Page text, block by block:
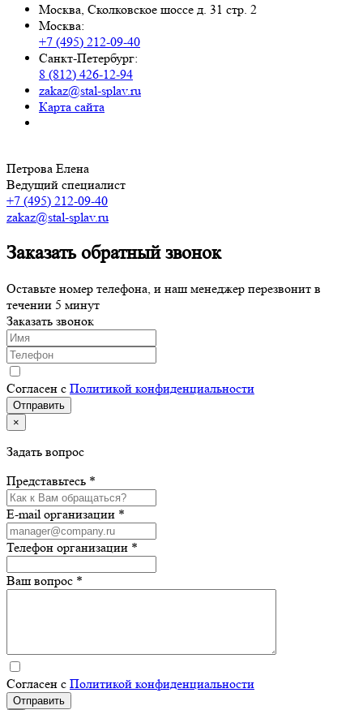
Москва, Сколковское шоссе д. 31 стр. 2
Москва:
+7 (495) 212-09-40
Санкт-Петербург:
8 (812) 426-12-94
zakaz@stal-splav.ru
Карта сайта
Петрова Елена
Ведущий специалист
+7 (495) 212-09-40
zakaz@stal-splav.ru
Заказать обратный звонок
Оставьте номер телефона, и наш менеджер перезвонит в
течении 5 минут
Заказать звонок
Согласен с Политикой конфиденциальности
×
Задать вопрос
Представьтесь *
E-mail организации *
Телефон организации *
Ваш вопрос *
Согласен с Политикой конфиденциальности